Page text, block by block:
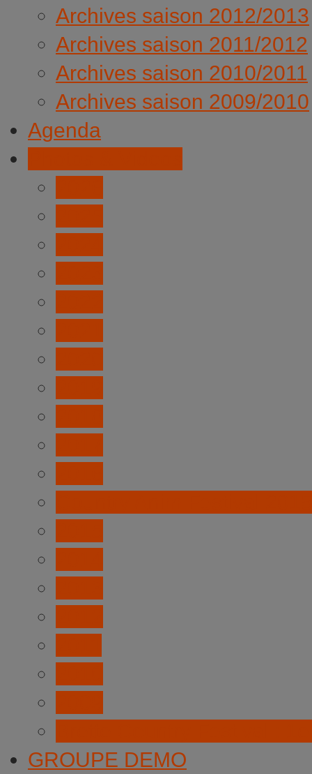
Archives saison 2012/2013
Archives saison 2011/2012
Archives saison 2010/2011
Archives saison 2009/2010
Agenda
GROUPE DEMO